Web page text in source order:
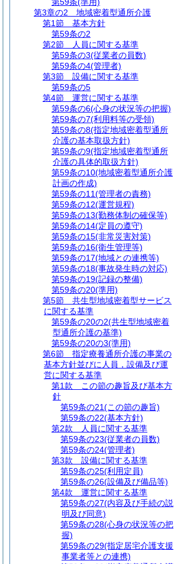
第3章の2
地域密着型通所介護
第1節
基本方針
第59条の2
第2節
人員に関する基準
第59条の3(従業者の員数)
第59条の4(管理者)
第3節
設備に関する基準
第59条の5
第4節
運営に関する基準
第59条の6(心身の状況等の把握)
第59条の7(利用料等の受領)
第59条の8(指定地域密着型通所
介護の基本取扱方針)
第59条の9(指定地域密着型通所
介護の具体的取扱方針)
第59条の10(地域密着型通所介護
計画の作成)
第59条の11(管理者の責務)
第59条の12(運営規程)
第59条の13(勤務体制の確保等)
第59条の14(定員の遵守)
第59条の15(非常災害対策)
第59条の16(衛生管理等)
第59条の17(地域との連携等)
第59条の18(事故発生時の対応)
第59条の19(記録の整備)
第59条の20(準用)
第5節
共生型地域密着型サービス
に関する基準
第59条の20の2(共生型地域密着
型通所介護の基準)
第59条の20の3(準用)
第6節
指定療養通所介護の事業の
基本方針並びに人員，設備及び運
営に関する基準
第1款
この節の趣旨及び基本方
針
第59条の21(この節の趣旨)
第59条の22(基本方針)
第2款
人員に関する基準
第59条の23(従業者の員数)
第59条の24(管理者)
第3款
設備に関する基準
第59条の25(利用定員)
第59条の26(設備及び備品等)
第4款
運営に関する基準
第59条の27(内容及び手続の説
明及び同意)
第59条の28(心身の状況等の把
握)
第59条の29(指定居宅介護支援
事業者等との連携)